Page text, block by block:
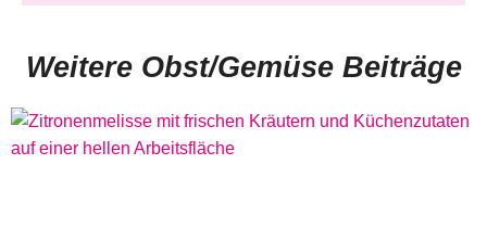
Weitere Obst/Gemüse Beiträge